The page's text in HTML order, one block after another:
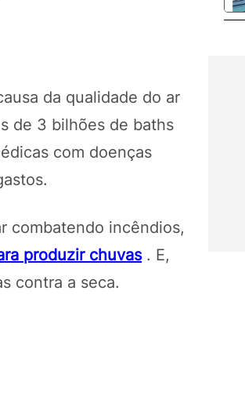
da qualidade do ar
de 3 bilhões de baths
com doenças
combatendo incêndios,
produzir chuvas. E,
contra a seca.